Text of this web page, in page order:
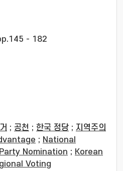
- 182
; 공천 ; 한국 정당 ; 지역주의
; National
Party Nomination ; Korean
Voting